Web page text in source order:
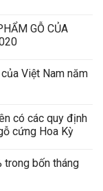
GỖ CỦA
Việt Nam năm
có các quy định
cứng Hoa Kỳ
trong bốn tháng